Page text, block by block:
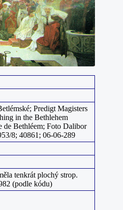
Predigt Magisters
in the Bethlehem
de Bethléem; Foto Dalibor
8; 40861; 06-06-289
tenkrát plochý strop.
(podle kódu)